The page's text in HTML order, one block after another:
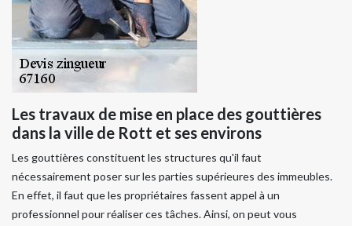
Les travaux de mise en place des gouttières
dans la ville de Rott et ses environs
Les gouttières constituent les structures qu'il faut
nécessairement poser sur les parties supérieures des immeubles.
En effet, il faut que les propriétaires fassent appel à un
professionnel pour réaliser ces tâches. Ainsi, on peut vous